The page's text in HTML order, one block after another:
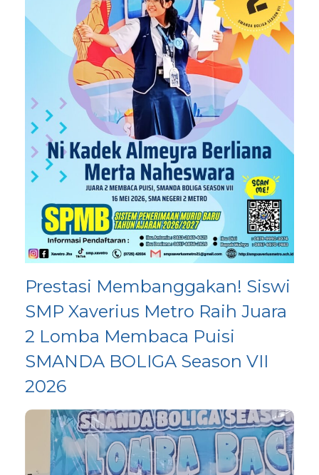
Prestasi Membanggakan! Siswi
SMP Xaverius Metro Raih Juara
2 Lomba Membaca Puisi
SMANDA BOLIGA Season VII
2026